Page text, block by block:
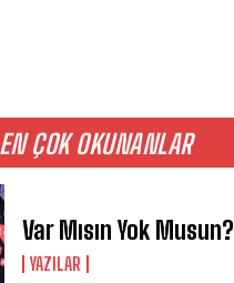
EN ÇOK OKUNANLAR
Var Mısın Yok Musun?
YAZILAR